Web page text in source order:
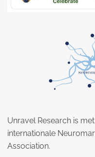
Unravel Research is
internationale
Association.